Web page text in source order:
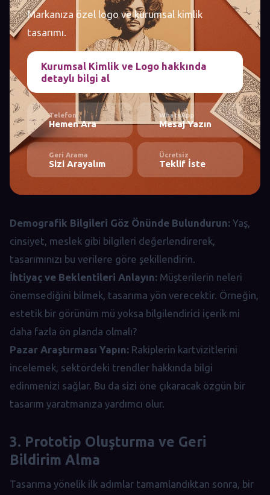
Markanıza özel logo ve kurumsal kimlik
tasarımı.
Kurumsal Kimlik ve Logo hakkında
detaylı bilgi al
Telefon
Hemen Ara
WhatsApp
Mesaj Yazın
Geri Arama
Sizi Arayalım
Ücretsiz
Teklif İste
Demografik Bilgileri Göz Önünde Bulundurun: Yaş,
cinsiyet, meslek gibi bilgileri değerlendirerek,
tasarımınızı bu verilere göre şekillendirin.
İhtiyaç ve Beklentileri Anlayın: Müşterilerin neleri
önemsediğini bilmek, tasarıma yön verecektir. Örneğin,
estetik bir görünüm mü yoksa bilgilendirici içerik mi
daha fazla ön planda olmalı?
Pazar Araştırması Yapın: Rakiplerin kartvizitlerini
incelemek, sektördeki trendler hakkında bilgi
edinmenizi sağlar. Bu da sizi öne çıkaracak özgün bir
tasarım yaratmanıza yardımcı olur.
3. Prototip Oluşturma ve Geri
Bildirim Alma
Tasarıma yönelik ilk adımlar tamamlandıktan sonra, bir